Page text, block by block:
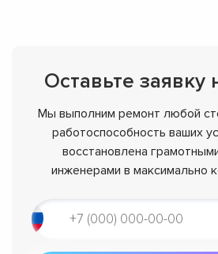
Оставьте заявку
Мы выполним ремонт любой
работоспособность ваших
восстановлена
инженерами в максимально